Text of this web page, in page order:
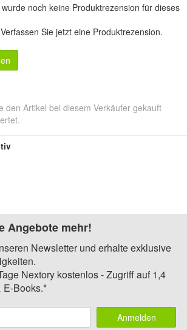
wurde noch keine Produktrezension für dieses
Verfassen Sie jetzt eine Produktrezension.
den Artikel bei diesem Verkäufer gekauft
Angebote mehr!
Newsletter und erhalte exklusive
Nextory kostenlos - Zugriff auf 1,4
E-Books.*
Anmelden